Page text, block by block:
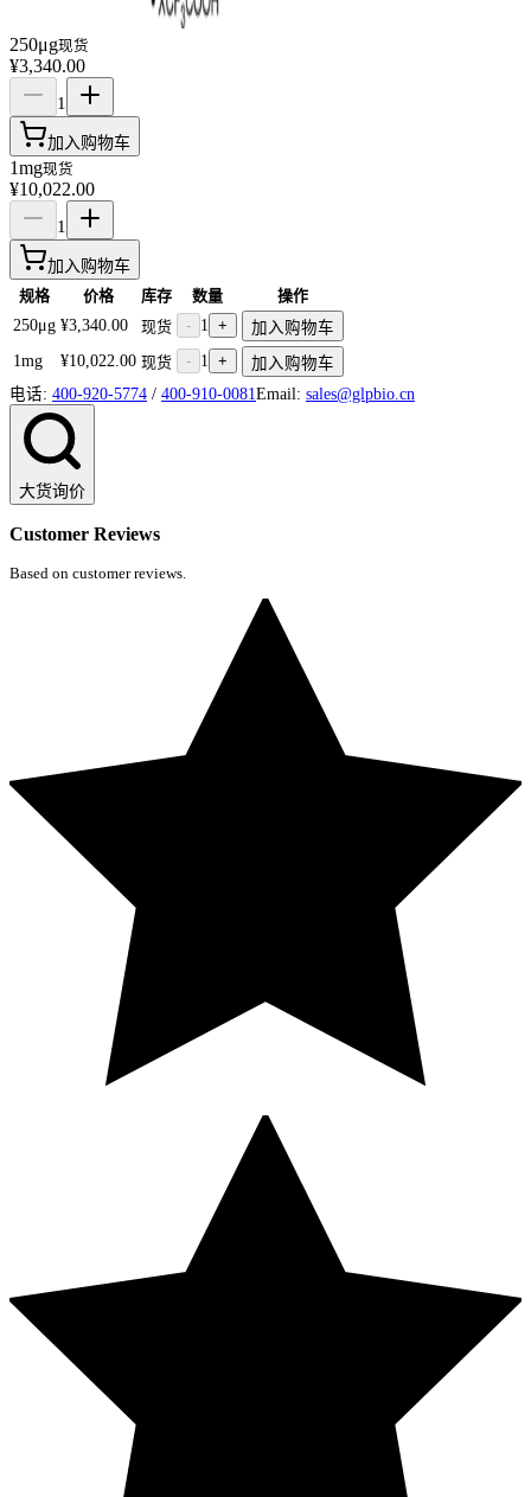
250μg现货
¥3,340.00
1
加入购物车
1mg现货
¥10,022.00
1
加入购物车
规格 价格 库存 数量
操作
250μg ¥3,340.00 现货 - 1 +
加入购物车
1mg
¥10,022.00 现货 - 1 +
加入购物车
电话: 400-920-5774 / 400-910-0081 Email: sales@glpbio.cn
大货询价
Customer Reviews
Based on customer reviews.